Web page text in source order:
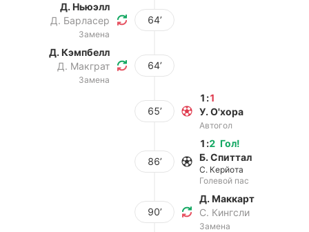
Д. Ньюэлл
Д. Барласер
Замена
64’
Д. Кэмпбелл
Д. Макграт
Замена
64’
65’
1 :1
У. О'хора
Автогол
86’
Гол!
1 :2
Б. Спиттал
С. Керйота
Голевой пас
90’
Д. Маккарт
С. Кингсли
Замена